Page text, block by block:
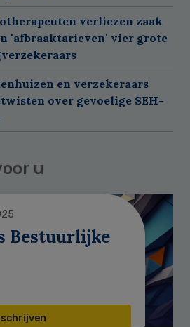
verliezen zaak
'afbraaktarieven' vier grote
en verzekeraars
over gevoelige SEH-
u
Bestuurlijke